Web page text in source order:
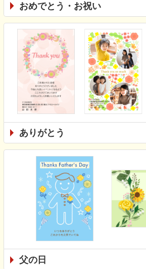
おめでとう・お祝い
ありがとう
父の日